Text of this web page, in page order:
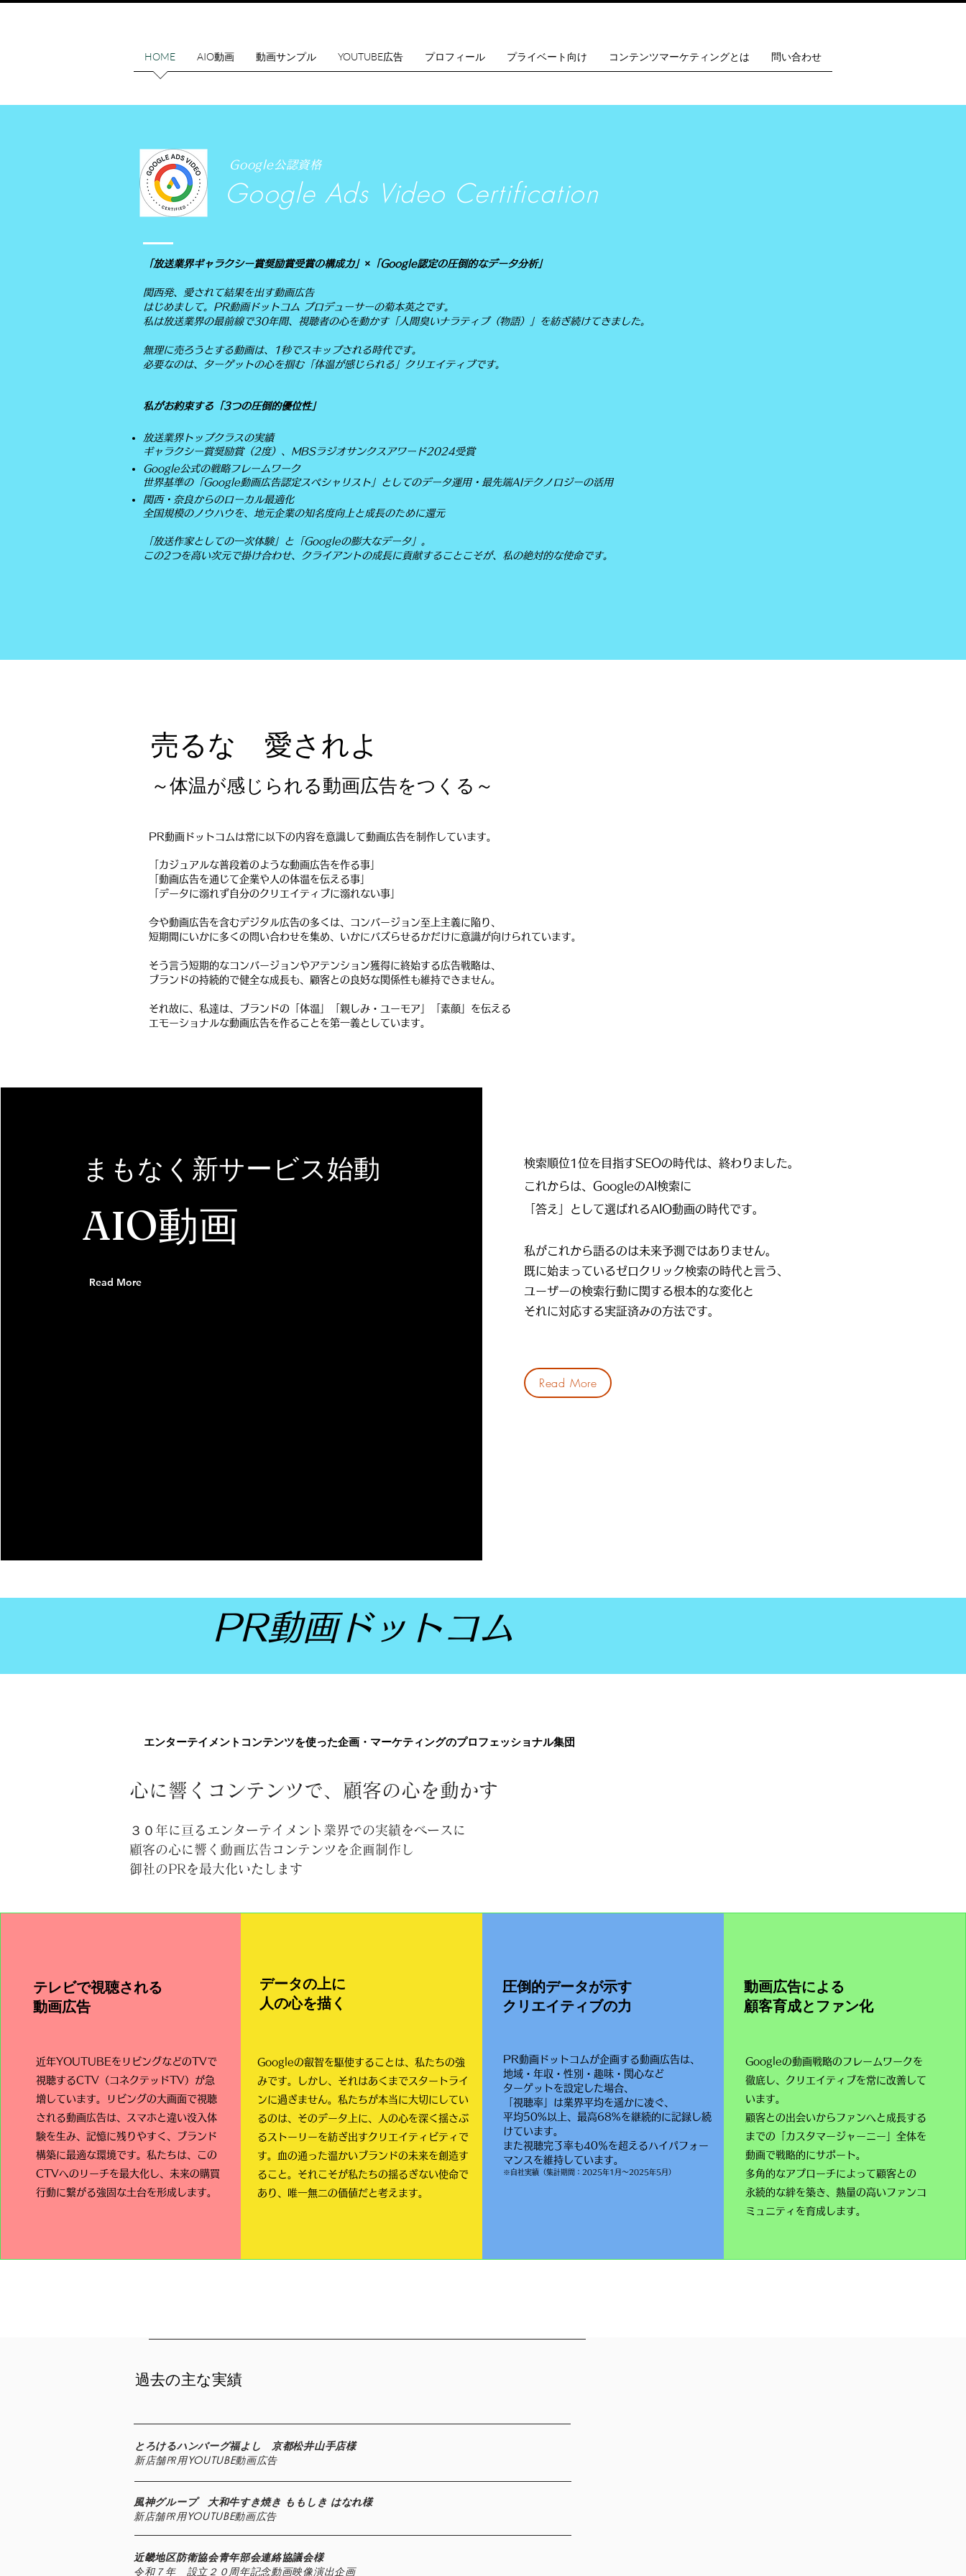
Google公認資格
Google Ads Video Certification
「放送業界ギャラクシー賞奨励賞受賞の構成力」×「Google認定の圧倒的なデータ分析」
関西発、愛されて結果を出す動画広告
はじめまして。PR動画ドットコム プロデューサーの菊本英之です。
私は放送業界の最前線で30年間、視聴者の心を動かす「人間臭いナラティブ（物語）」を紡ぎ続けてきました。
無理に売ろうとする動画は、1秒でスキップされる時代です。
必要なのは、ターゲットの心を掴む「体温が感じられる」クリエイティブです。
私がお約束する「3つの圧倒的優位性」
放送業界トップクラスの実績
ギャラクシー賞奨励賞（2度）、MBSラジオサンクスアワード2024受賞
Google公式の戦略フレームワーク
世界基準の「Google動画広告認定スペシャリスト」としてのデータ運用・最先端AIテクノロジーの活用
関西・奈良からのローカル最適化
全国規模のノウハウを、地元企業の知名度向上と成長のために還元
「放送作家としての一次体験」と「Googleの膨大なデータ」。
この2つを高い次元で掛け合わせ、クライアントの成長に貢献することこそが、私の絶対的な使命です。
​売るな 愛されよ
～体温が感じられる動画広告をつくる～
PR動画ドットコムは常に以下の内容を意識して動画広告を制作しています。
「カジュアルな普段着のような動画広告を作る事」
「動画広告を通じて企業や人の体温を伝える事」
​「データに溺れず自分のクリエイティブに溺れない事」
​今や動画広告を含むデジタル広告の多くは、コンバージョン至上主義に陥り、
短期間にいかに多くの問い合わせを集め、いかにバズらせるかだけに意識が向けられています。
そう言う短期的なコンバージョンやアテンション獲得に終始する広告戦略は、
ブランドの持続的で健全な成長も、顧客との良好な関係性も維持できません。
それ故に、私達は、ブランドの「体温」「親しみ・ユーモア」「素顔」を伝える
エモーショナルな動画広告を作ることを第一義としています。
​まもなく新サービス始動
​AIO動画
Read More
検索順位1位を目指すSEOの時代は、終わりました。
これからは、GoogleのAI検索に
「答え」として選ばれるAIO動画の時代です。
私がこれから語るのは未来予測ではありません。
既に始まっているゼロクリック検索の時代と言う、
​ユーザーの検索行動に関する根本的な変化と
それに対応する実証済みの方法です。
Read More
PR動画ドットコム
PR動画ドットコム
エンターテイメントコンテンツを使った企画・マーケティングのプロフェッショナル集団
エンターテイメントコンテンツを使った企画・マーケティングのプロフェッショナル集団
心に響くコンテンツで、顧客の心を動かす
３０年に亘るエンターテイメント業界での実績をベースに
顧客の心に響く動画広告コンテンツを企画制作し
御社のPRを最大化いたします
​​テレビで視聴される
動画広告
近年YOUTUBEをリビングなどのTVで
視聴するCTV（コネクテッドTV）が急
増しています。リビングの大画面で視聴
される動画広告は、スマホと違い没入体
験を生み、記憶に残りやすく、ブランド
構築に最適な環境です。私たちは、この
CTVへのリーチを最大化し、未来の購買
行動に繋がる強固な土台を形成します。
データの上に
人の心を描く
Googleの叡智を駆使することは、私たちの強
みです。しかし、それはあくまでスタートライ
ンに過ぎません。私たちが本当に大切にしてい
るのは、そのデータ上に、人の心を深く揺さぶ
るストーリーを紡ぎ出すクリエイティビティで
す。血の通った温かいブランドの未来を創造す
ること。それこそが私たちの揺るぎない使命で
あり、唯一無二の価値だと考えます。
​圧倒的データが示す
クリエイティブの力
PR動画ドットコムが企画する動画広告は、
地域・年収・性別・趣味・関心など
ターゲットを設定した場合、
「視聴率」は業界平均を遥かに凌ぐ、
平均50%以上、最高68%を継続的に記録し続
けています。
また視聴完了率も40％を超えるハイパフォー
マンスを維持しています。
※自社実績（集計期間：2025年1月〜2025年5月）
動画広告による
顧客育成とファン化
Googleの動画戦略のフレームワークを
徹底し、クリエイティブを常に改善して
います。
顧客との出会いからファンへと成長する
までの「カスタマージャーニー」全体を
動画で戦略的にサポート。
多角的なアプローチによって顧客との
永続的な絆を築き、熱量の高いファンコ
ミュニティを育成します。
​過去の主な実績
とろけるハンバーグ福よし 京都松井山手店様
​新店舗㏚用YOUTUBE動画広告
風神グループ 大和牛すき焼き ももしき はなれ様
​新店舗㏚用YOUTUBE動画広告
近畿地区防衛協会青年部会連絡協議会様
​令和７年 設立２０周年記念動画映像演出企画
HOME AIO動画 動画サンプル YOUTUBE広告 プロフィール プライベート向け コンテンツマーケティングとは 問い合わせ